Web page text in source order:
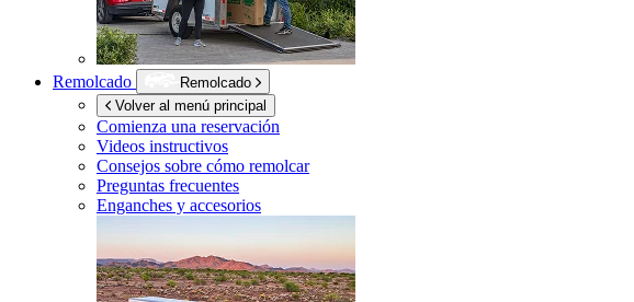
Remolcado
Remolcado
Volver al menú principal
Comienza una reservación
Videos instructivos
Consejos sobre cómo remolcar
Preguntas frecuentes
Enganches y accesorios